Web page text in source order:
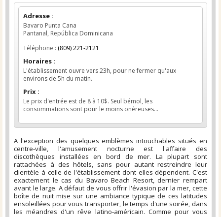
Adresse :
Bavaro Punta Cana
Pantanal, República Dominicana
Téléphone : (809) 221-2121
Horaires :
L'établissement ouvre vers 23h, pour ne fermer qu'aux
environs de 5h du matin.
Prix :
Le prix d'entrée est de 8 à 10$. Seul bémol, les
consommations sont pour le moins onéreuses...
A l'exception des quelques emblèmes intouchables situés en
centre-ville, l'amusement nocturne est l'affaire des
discothèques installées en bord de mer. La plupart sont
rattachées à des hôtels, sans pour autant restreindre leur
clientèle à celle de l'établissement dont elles dépendent. C'est
exactement le cas du Bavaro Beach Resort, dernier rempart
avant le large. A défaut de vous offrir l'évasion par la mer, cette
boîte de nuit mise sur une ambiance typique de ces latitudes
ensoleillées pour vous transporter, le temps d'une soirée, dans
les méandres d'un rêve latino-américain. Comme pour vous